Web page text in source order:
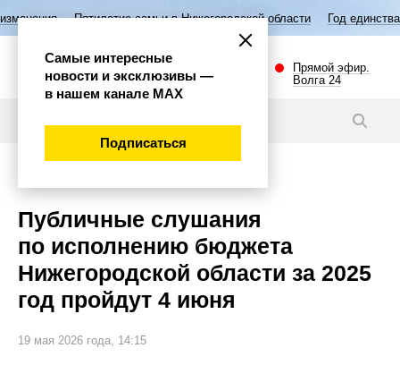
семьи в Нижегородской области Год единства народов России
Прямой эфир.
Волга 24
Публичные слушания
по исполнению бюджета
Нижегородской области за 2025
год пройдут 4 июня
19 мая 2026 года, 14:15
Самые интересные
новости и эксклюзивы —
в нашем канале МАХ
Подписаться